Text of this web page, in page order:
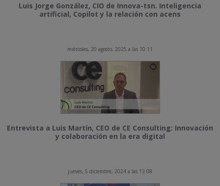
Luis Jorge González, CIO de Innova-tsn. Inteligencia
artificial, Copilot y la relación con acens
miércoles, 20 agosto, 2025 a las 10:11
Entrevista a Luis Martín, CEO de CE Consulting: Innovación
y colaboración en la era digital
jueves, 5 diciembre, 2024 a las 13:08